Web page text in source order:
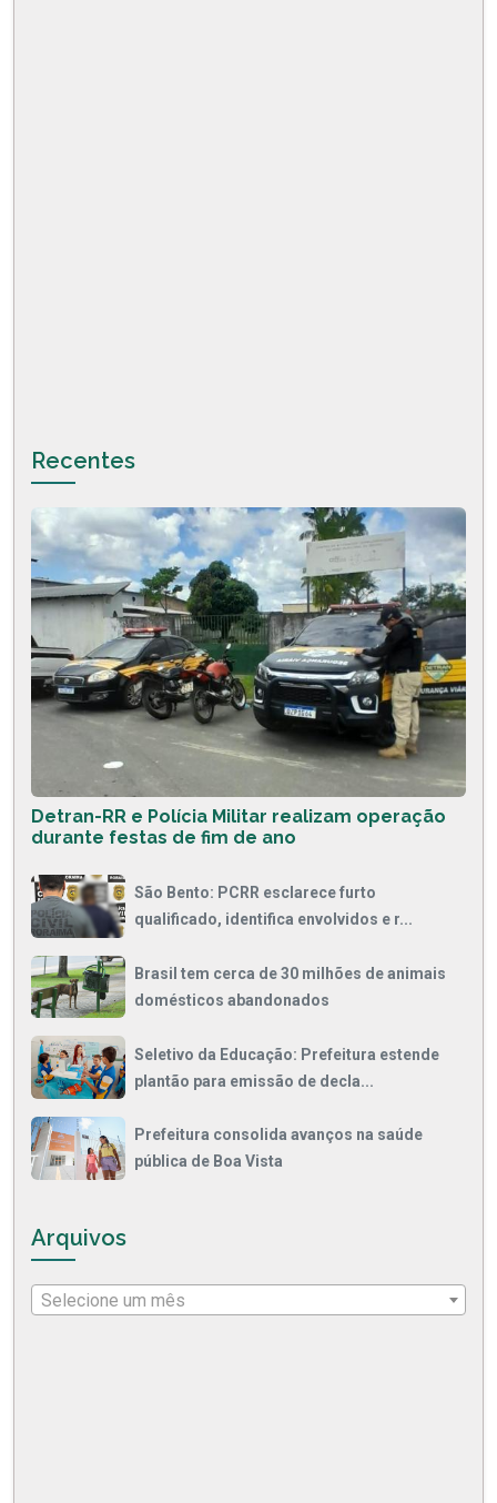
Recentes
Detran-RR e Polícia Militar realizam operação
durante festas de fim de ano
São Bento: PCRR esclarece furto
qualificado, identifica envolvidos e r...
Brasil tem cerca de 30 milhões de animais
domésticos abandonados
Seletivo da Educação: Prefeitura estende
plantão para emissão de decla...
Prefeitura consolida avanços na saúde
pública de Boa Vista
Arquivos
Selecione um mês